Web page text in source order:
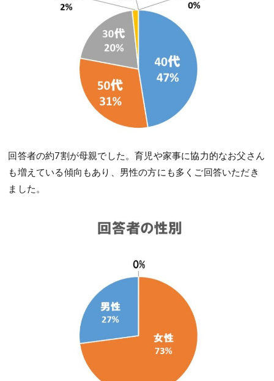
回答者の約7割が母親でした。育児や家事に協力的なお父さん
も増えている傾向もあり、男性の方にも多くご回答いただき
ました。